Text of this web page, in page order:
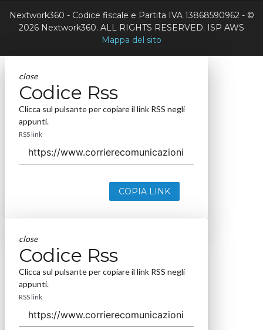
Nextwork360 - Codice fiscale e Partita IVA 13868590962 - ©
2026 Nextwork360. ALL RIGHTS RESERVED. ISP AWS
Mappa del sito
close
Codice Rss
Clicca sul pulsante per copiare il link RSS negli
appunti.
RSS link
COPIA LINK
close
Codice Rss
Clicca sul pulsante per copiare il link RSS negli
appunti.
RSS link